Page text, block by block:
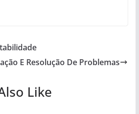
E Resolução De Problemas
Like